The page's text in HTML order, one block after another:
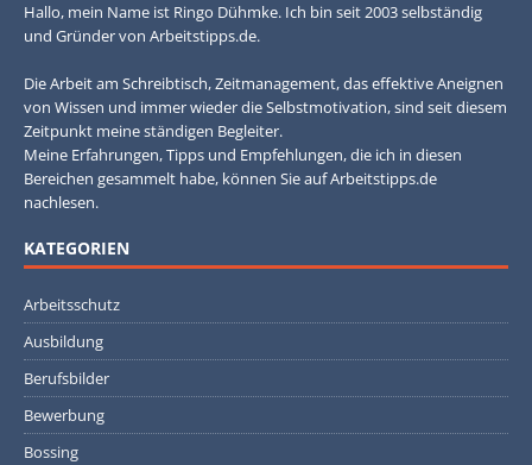
Hallo, mein Name ist Ringo Dühmke. Ich bin seit 2003 selbständig
und Gründer von Arbeitstipps.de.
Die Arbeit am Schreibtisch, Zeitmanagement, das effektive Aneignen
von Wissen und immer wieder die Selbstmotivation, sind seit diesem
Zeitpunkt meine ständigen Begleiter.
Meine Erfahrungen, Tipps und Empfehlungen, die ich in diesen
Bereichen gesammelt habe, können Sie auf Arbeitstipps.de
nachlesen.
KATEGORIEN
Arbeitsschutz
Ausbildung
Berufsbilder
Bewerbung
Bossing